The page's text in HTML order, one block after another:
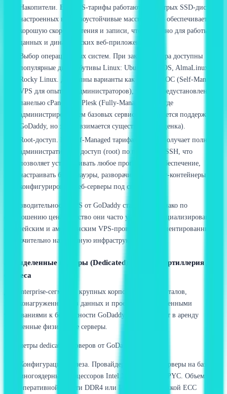
Накопители. Все VPS-тарифы работают на быстрых SSD-дисках,
настроенных в отказоустойчивые массивы. Это обеспечивает
хорошую скорость чтения и записи, что критично для работы баз
данных и динамических веб-приложений.
Выбор операционных систем. При заказе сервера доступны
популярные дистрибутивы Linux: Ubuntu, CentOS, AlmaLinux,
Rocky Linux. Доступны варианты как с чистой ОС (Self-Managed
VPS для опытных администраторов), так и с предустановленной
панелью cPanel или Plesk (Fully-Managed VPS, где
администрированием базовых сервисов занимается поддержка
GoDaddy, но за это взимается существенная наценка).
Root-доступ. На Self-Managed тарифах клиент получает полный
административный доступ (root) по протоколу SSH, что
позволяет устанавливать любое программное обеспечение,
настраивать брандмауэры, разворачивать Docker-контейнеры и
конфигурировать веб-серверы под свои нужды.
Производительность VPS от GoDaddy стабильна, однако по
соотношению цена-качество они часто уступают специализированным
европейским и американским VPS-провайдерам, ориентированным
исключительно на облачную инфраструктуру.
5. Выделенные серверы (Dedicated): тяжелая артиллерия для
бизнеса
Для enterprise-сегмента, крупных корпоративных порталов,
высоконагруженных баз данных и проектов с повышенными
требованиями к безопасности GoDaddy предоставляет в аренду
выделенные физические серверы.
Параметры dedicated-серверов от GoDaddy:
Конфигурации железа. Провайдер предлагает серверы на базе
многоядерных процессоров Intel Xeon и AMD EPYC. Объем
оперативной памяти DDR4 или DDR5 с поддержкой ECC